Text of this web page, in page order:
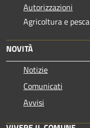
Autorizzazioni
Agricoltura e pesca
NOVITÀ
Notizie
Comunicati
Avvisi